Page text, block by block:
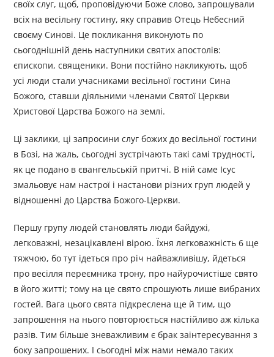
своїх слуг, щоб, проповідуючи Боже слово, запрошували
всіх на весільну гостину, яку справив Отець Небесний
своєму Синові. Це покликання виконують по
сьогоднішній день наступники святих апостолів:
єпископи, священики. Вони постійно накликують, щоб
усі люди стали учасниками весільної гостини Сина
Божого, ставши діяльними членами Святої Церкви
Христової Царства Божого на землі.
Ці заклики, ці запросини слуг божих до весільної гостини
в Бозі, на жаль, сьогодні зустрічають такі самі трудності,
як це подано в євангельській притчі. В ній саме Ісус
змальовує нам настрої і настанови різних груп людей у
відношенні до Царства Божого-Церкви.
Першу групу людей становлять люди байдужі,
легковажні, незацікавлені вірою. Їхня легковажність 6 ще
тяжчою, бо тут ідеться про річ найважливішу, йдеться
про весілля переємника трону, про найурочистіше свято
в його житті; тому на це свято спрошують лише вибраних
гостей. Вага цього свята підкреслена ще й тим, що
запрошення на нього повторюється настійливо аж кілька
разів. Тим більше зневажливим є брак заінтересування з
боку запрошених. І сьогодні між нами немало таких